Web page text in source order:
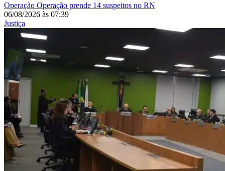
Operação Operação prende 14 suspeitos no RN
06/08/2026 às 07:39
Justiça